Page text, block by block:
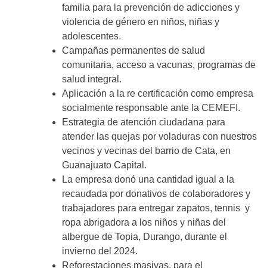
familia para la prevención de adicciones y
violencia de género en niños, niñas y
adolescentes.
Campañas permanentes de salud
comunitaria, acceso a vacunas, programas de
salud integral.
Aplicación a la re certificación como empresa
socialmente responsable ante la CEMEFI.
Estrategia de atención ciudadana para
atender las quejas por voladuras con nuestros
vecinos y vecinas del barrio de Cata, en
Guanajuato Capital.
La empresa donó una cantidad igual a la
recaudada por donativos de colaboradores y
trabajadores para entregar zapatos, tennis y
ropa abrigadora a los niños y niñas del
albergue de Topia, Durango, durante el
invierno del 2024.
Reforestaciones masivas, para el